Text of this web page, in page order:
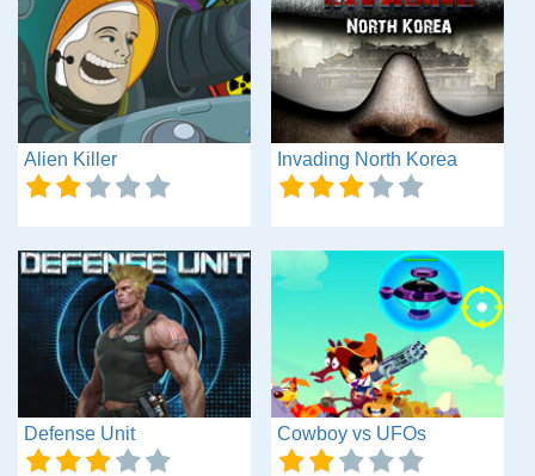
Alien Killer Invading North Korea
Defense Unit Cowboy vs UFOs